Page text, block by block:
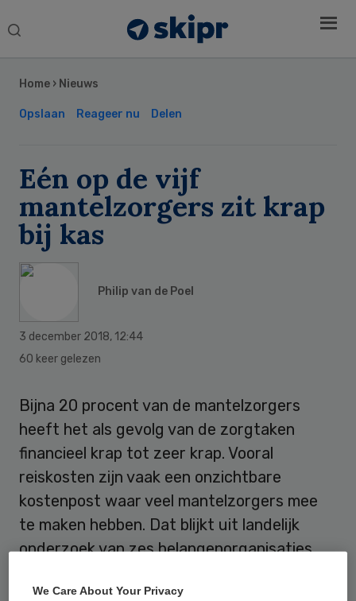
Search
Home › Nieuws
Opslaan Reageer nu Delen
Eén op de vijf
mantelzorgers zit krap
bij kas
Philip van de Poel
3 december 2018, 12:44
60 keer gelezen
Bijna 20 procent van de mantelzorgers
heeft het als gevolg van de zorgtaken
financieel krap tot zeer krap. Vooral
reiskosten zijn vaak een onzichtbare
kostenpost waar veel mantelzorgers mee
te maken hebben. Dat blijkt uit landelijk
onderzoek van zes belangenorganisaties.
Het merendeel van de mantelzorgers (78
Sidebar
We Care About Your Privacy